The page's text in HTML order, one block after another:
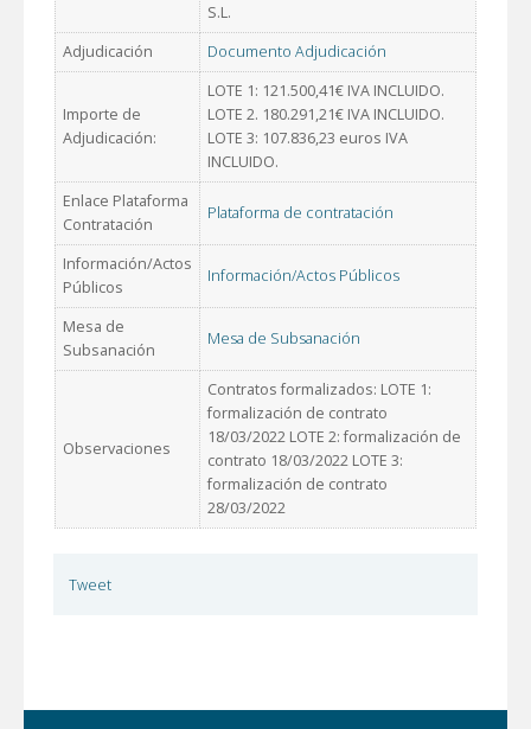
S.L.
Adjudicación
Documento Adjudicación
Importe de
Adjudicación:
LOTE 1: 121.500,41€ IVA INCLUIDO.
LOTE 2. 180.291,21€ IVA INCLUIDO.
LOTE 3: 107.836,23 euros IVA
INCLUIDO.
Enlace Plataforma
Contratación
Plataforma de contratación
Información/Actos
Públicos
Información/Actos Públicos
Mesa de
Subsanación
Mesa de Subsanación
Observaciones
Contratos formalizados: LOTE 1:
formalización de contrato
18/03/2022 LOTE 2: formalización de
contrato 18/03/2022 LOTE 3:
formalización de contrato
28/03/2022
Tweet